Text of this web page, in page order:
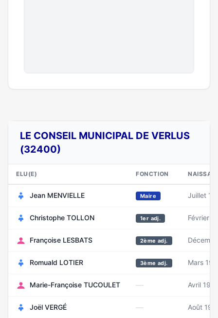
LE CONSEIL MUNICIPAL DE VERLUS
(32400)
ELU(E) FONCTION
Jean MENVIELLE Maire Juillet
Christophe TOLLON 1er adj. Février
Françoise LESBATS 2ème adj.
Romuald LOTIER 3ème adj. Mars
Marie-Françoise TUCOULET — Avril
Joël VERGÉ — Août